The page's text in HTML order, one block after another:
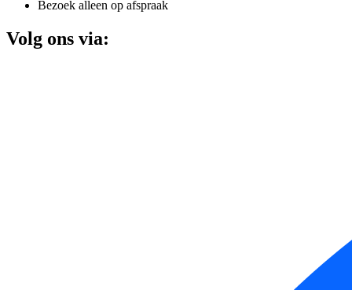
Bezoek alleen op afspraak
Volg ons via: